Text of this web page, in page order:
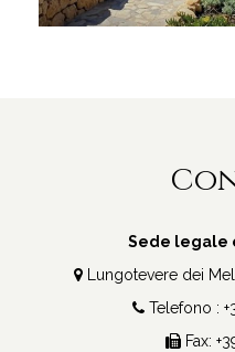
Sede legale
Lungotevere dei
Telefono :
Fax: